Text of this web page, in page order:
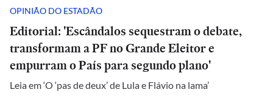
OPINIÃO DO ESTADÃO
Editorial: 'Escândalos sequestram o debate,
transformam a PF no Grande Eleitor e
empurram o País para segundo plano'
Leia em ‘O ‘pas de deux’ de Lula e Flávio na lama’